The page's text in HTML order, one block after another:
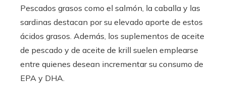
Pescados grasos como el salmón, la caballa y las
sardinas destacan por su elevado aporte de estos
ácidos grasos. Además, los suplementos de aceite
de pescado y de aceite de krill suelen emplearse
entre quienes desean incrementar su consumo de
EPA y DHA.